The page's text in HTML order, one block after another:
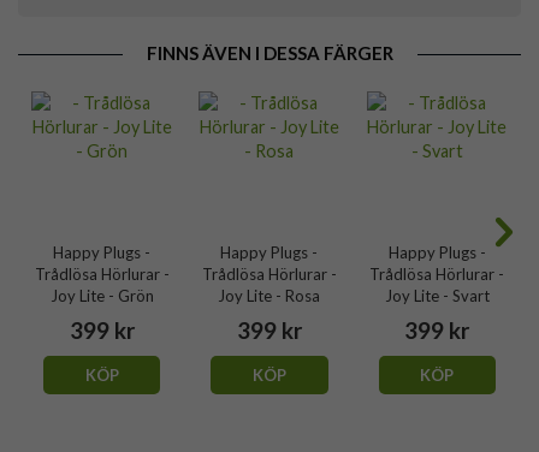
FINNS ÄVEN I DESSA FÄRGER
Happy Plugs -
Trådlösa Hörlurar -
Joy Lite - Grön
399 kr
KÖP
Happy Plugs -
Trådlösa Hörlurar -
Joy Lite - Rosa
399 kr
KÖP
Happy Plugs -
Trådlösa Hörlurar -
Joy Lite - Svart
399 kr
KÖP